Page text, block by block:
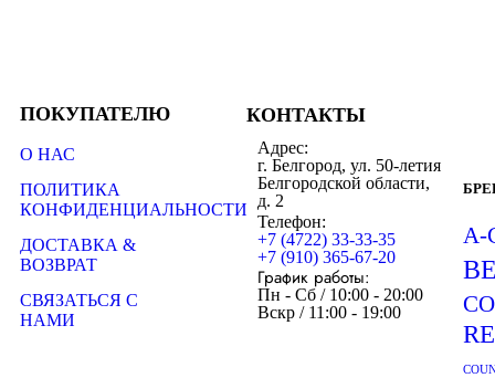
ПОКУПАТЕЛЮ
О НАС
ПОЛИТИКА
КОНФИДЕНЦИАЛЬНОСТИ
ДОСТАВКА &
ВОЗВРАТ
СВЯЗАТЬСЯ С
НАМИ
КОНТАКТЫ
Адрес:
г. Белгород, ул. 50-летия
Белгородской области,
д. 2
Телефон:
+7 (4722) 33-33-35
+7 (910) 365-67-20
График работы:
Пн - Сб / 10:00 - 20:00
Вскр / 11:00 - 19:00
A-